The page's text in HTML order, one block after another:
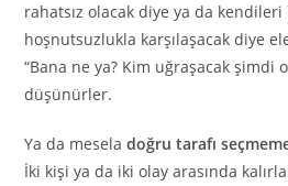
rahatsız olacak diye ya da
hoşnutsuzlukla karşılaşacak diye
“Bana ne ya? Kim uğraşacak şimdi
düşünürler.
Ya da meseladoğru tarafı
İki kişi ya da iki olay arasında